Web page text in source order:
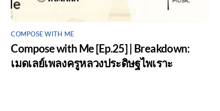
COMPOSE WITH ME
Compose with Me [Ep.25] | Breakdown:
เมดเลย์เพลงครูหลวงประดิษฐไพเราะ